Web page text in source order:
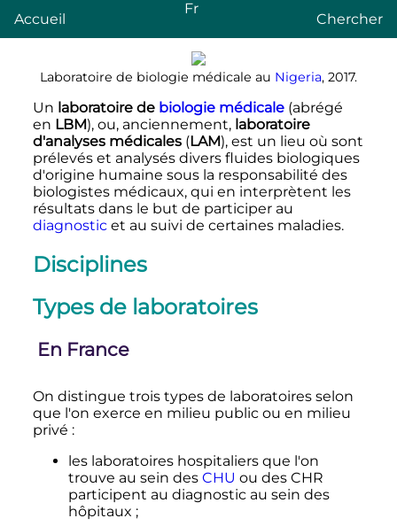
Accueil
Fr
Chercher
Laboratoire de biologie médicale au Nigeria, 2017.
Un laboratoire de biologie médicale(abrégé
en LBM), ou, anciennement, laboratoire
d'analyses médicales(LAM), est un lieu où sont
prélevés et analysés divers fluides biologiques
d'origine humaine sous la responsabilité des
biologistes médicaux, qui en interprètent les
résultats dans le but de participer au
diagnosticet au suivi de certaines maladies.
Disciplines
Types de laboratoires
En France
On distingue trois types de laboratoires selon
que l'on exerce en milieu public ou en milieu
privé :
les laboratoires hospitaliers que l'on
trouve au sein des CHU ou des CHR
participent au diagnostic au sein des
hôpitaux ;